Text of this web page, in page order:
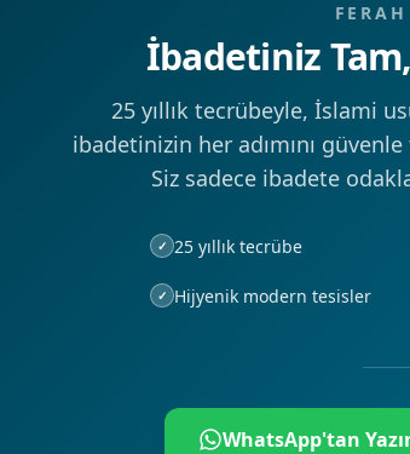
İbadetiniz
25 yıllık tecrübeyle, İslami
ibadetinizin her adımını
Siz sadece ibadete
✓ 25 yıllık tecrübe
✓ Hijyenik modern tesisler
WhatsApp'tan